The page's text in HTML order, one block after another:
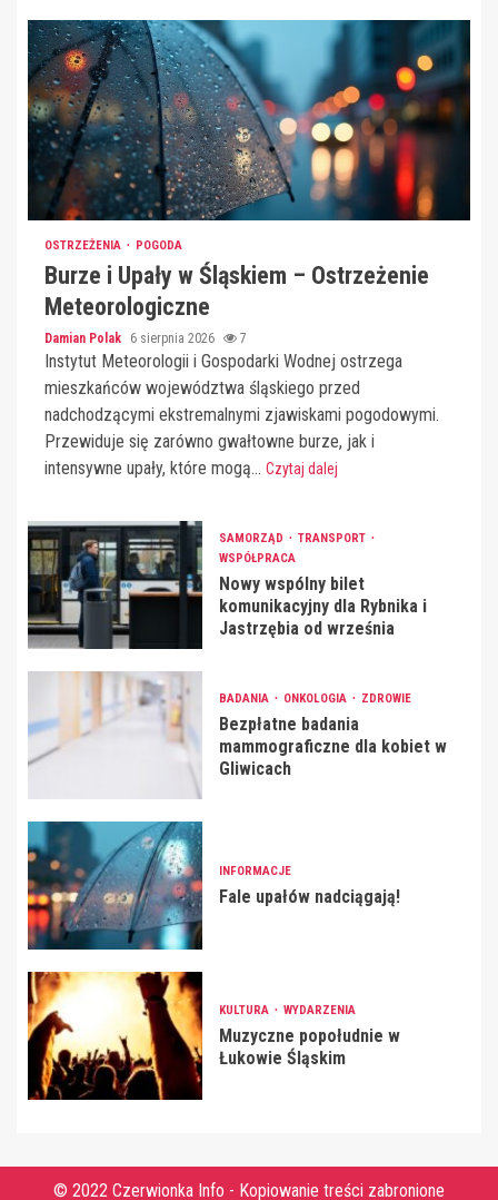
OSTRZEŻENIA POGODA
Burze i Upały w Śląskiem – Ostrzeżenie
Meteorologiczne
Damian Polak 6 sierpnia 2026 7
Instytut Meteorologii i Gospodarki Wodnej ostrzega
mieszkańców województwa śląskiego przed
nadchodzącymi ekstremalnymi zjawiskami pogodowymi.
Przewiduje się zarówno gwałtowne burze, jak i
intensywne upały, które mogą... Czytaj dalej
SAMORZĄD
TRANSPORT
WSPÓŁPRACA
Nowy wspólny bilet
komunikacyjny dla Rybnika i
Jastrzębia od września
BADANIA ONKOLOGIA ZDROWIE
Bezpłatne badania
mammograficzne dla kobiet w
Gliwicach
INFORMACJE
Fale upałów nadciągają!
KULTURA WYDARZENIA
Muzyczne popołudnie w
Łukowie Śląskim
© 2022 Czerwionka Info - Kopiowanie treści zabronione